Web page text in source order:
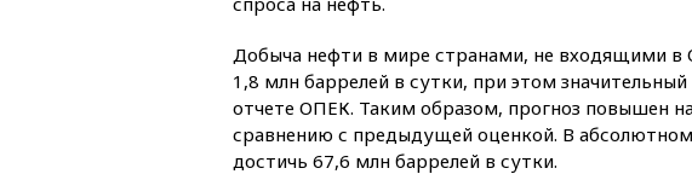
Добыча нефти в мире странами, не входящими в
1,8 млн баррелей в сутки, при этом
отчете ОПЕК. Таким образом, прогноз повышен
сравнению с предыдущей оценкой. В
достичь 67,6 млн баррелей в сутки.